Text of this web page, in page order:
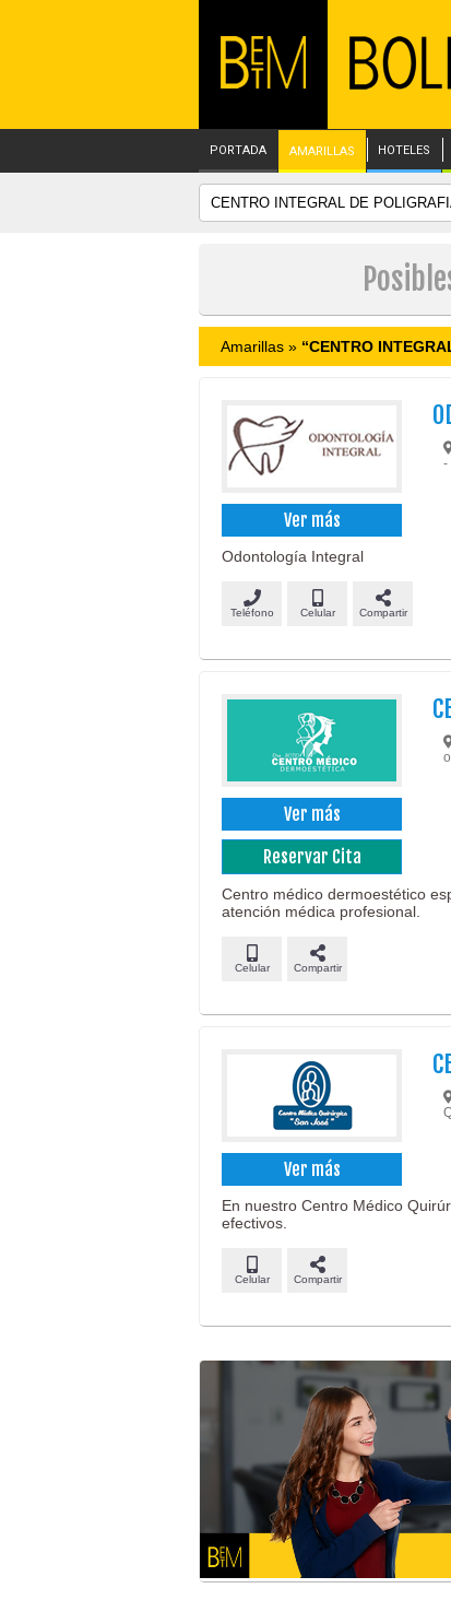
PORTADA AMARILLAS HOTELES
Amarillas » “CENTRO
Ver más
-
Odontología Integral
Teléfono Celular Compartir
Ver más
Reservar Cita
Centro médico dermoestético
atención médica profesional.
Celular Compartir
Ver más
En nuestro Centro Médico
efectivos.
Celular Compartir